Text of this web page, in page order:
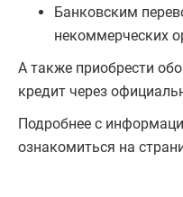
Банковским
некоммерческих
А также приобрести
кредит через
Подробнее с
ознакомиться на